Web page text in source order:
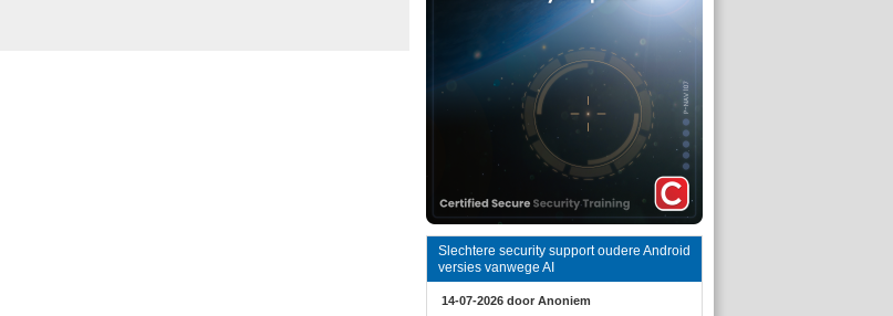
Slechtere security support oudere Android
versies vanwege AI
14-07-2026 door Anoniem